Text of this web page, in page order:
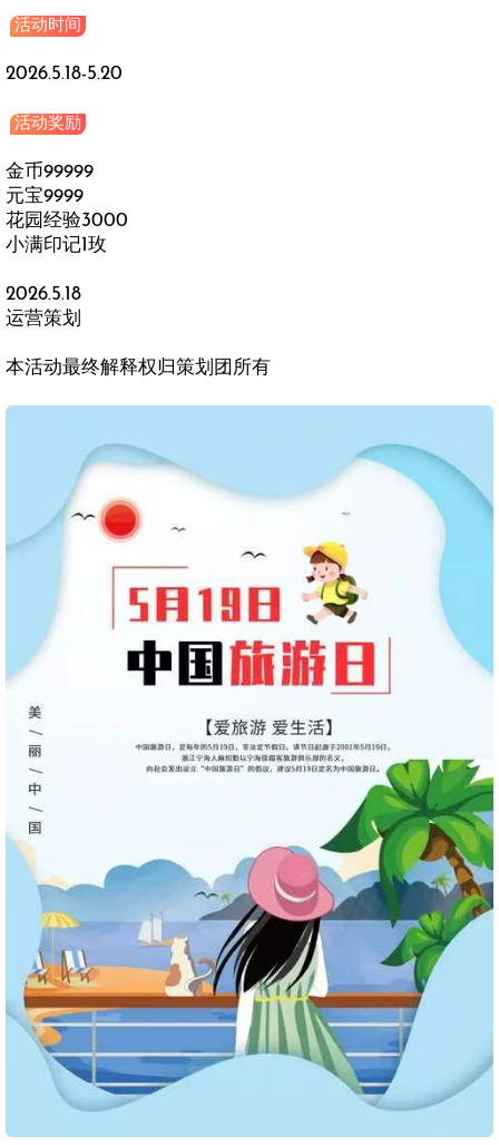
活动时间
2026.5.18-5.20
活动奖励
金币99999
元宝9999
花园经验3000
小满印记1玫
2026.5.18
运营策划
本活动最终解释权归策划团所有